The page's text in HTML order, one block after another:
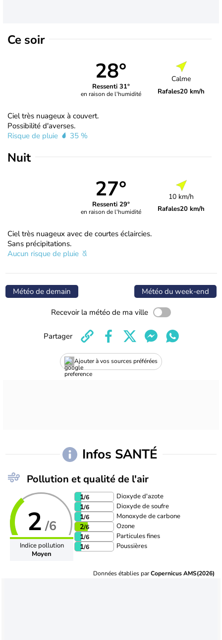
Ce soir
28°
Ressenti 31°
en raison de l'humidité
Calme
Rafales20 km/h
Ciel très nuageux à couvert.
Possibilité d'averses.
Risque de pluie
35 %
Nuit
27°
Ressenti 29°
en raison de l'humidité
10 km/h
Rafales20 km/h
Ciel très nuageux avec de courtes éclaircies.
Sans précipitations.
Aucun risque de pluie
Météo de demain Météo du week-end
Recevoir la météo de ma ville
Ajouter à vos sources préférées
Partager
Infos SANTÉ
Pollution et qualité de l'air
2 /6
Indice pollution
Moyen
1/6 Dioxyde d'azote
1/6 Dioxyde de soufre
1/6 Monoxyde de carbone
2/6 Ozone
1/6 Particules fines
1/6 Poussières
Données établies parCopernicus AMS(2026)